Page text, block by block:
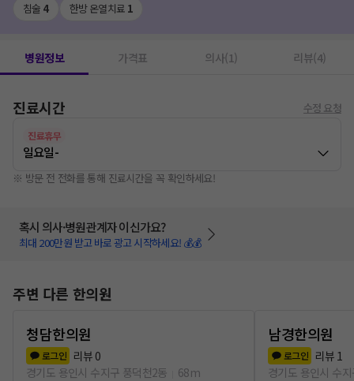
침술 4 한방 온열치료 1
병원정보 가격표 의사(1) 리뷰(4)
진료시간 수정 요청
진료휴무
일요일-
※ 방문 전 전화를 통해 진료시간을 꼭 확인하세요!
혹시 의사·병원관계자 이신가요?
최대 200만원 받고 바로 광고 시작하세요! 💰💰
주변 다른 한의원
청담한의원
로그인 리뷰 0
경기도 용인시 수지구 풍덕천2동
68m
남경한의원
로그인 리뷰 1
경기도 용인시 수